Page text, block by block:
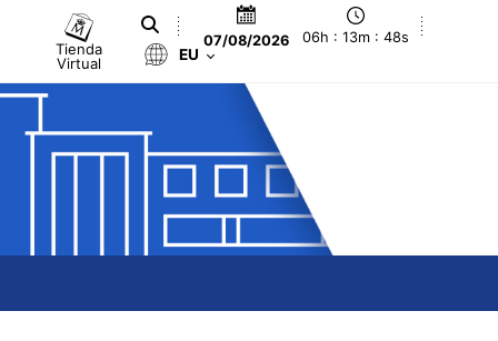
Tienda
Virtual
07/08/2026 06h : 13m : 49s
EU